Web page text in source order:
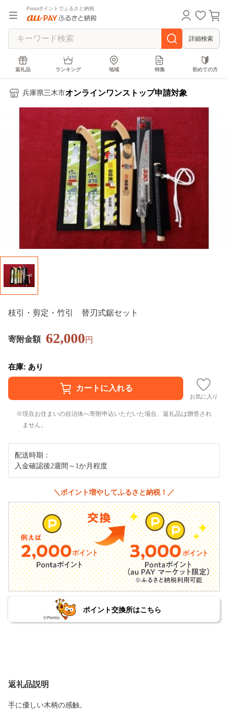
Pontaポイントでふるさと納税
詳細検索
返礼品 ランキング 地域 特集 初めての方
兵庫県三木市オンラインワンストップ申請対象
枝引・剪定・竹引 替刃式鋸セット
寄附金額 62,000円
在庫: あり
お気に入り
現在お住まいの自治体へ寄附申込いただいた場合、返礼品は贈答され
ません。
配送時期：
入金確認後2週間～1か月程度
＼ポイント増やしてふるさと納税！／
ポイント交換所はこちら
返礼品説明
手に優しい木柄の感触。